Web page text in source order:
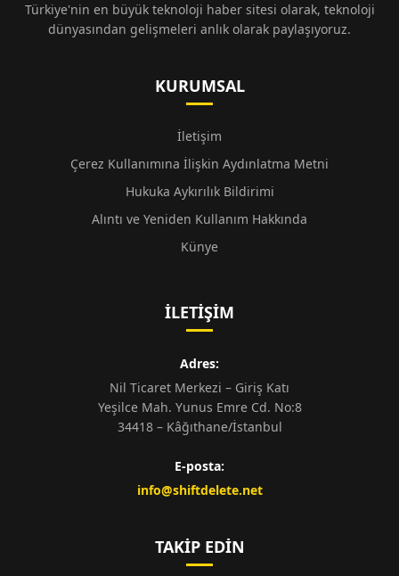
Türkiye'nin en büyük teknoloji haber sitesi olarak, teknoloji
dünyasından gelişmeleri anlık olarak paylaşıyoruz.
KURUMSAL
İletişim
Çerez Kullanımına İlişkin Aydınlatma Metni
Hukuka Aykırılık Bildirimi
Alıntı ve Yeniden Kullanım Hakkında
Künye
İLETIŞIM
Adres:
Nil Ticaret Merkezi – Giriş Katı
Yeşilce Mah. Yunus Emre Cd. No:8
34418 – Kâğıthane/İstanbul
E-posta:
info@shiftdelete.net
TAKIP EDIN